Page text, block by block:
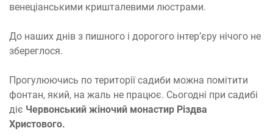
венеціанськими кришталевими люстрами.
До наших днів з пишного і дорогого інтер’єру нічого не
збереглося.
Прогулюючись по території садиби можна помітити
фонтан, який, на жаль не працює. Сьогодні при садибі
діє Червонський жіночий монастир Різдва
Христового.